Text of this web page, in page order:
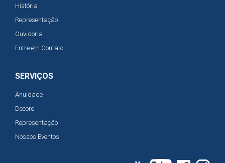
História
Representação
Ouvidoria
Entre em Contato
SERVIÇOS
Anuidade
Decore
Representação
Nossos Eventos